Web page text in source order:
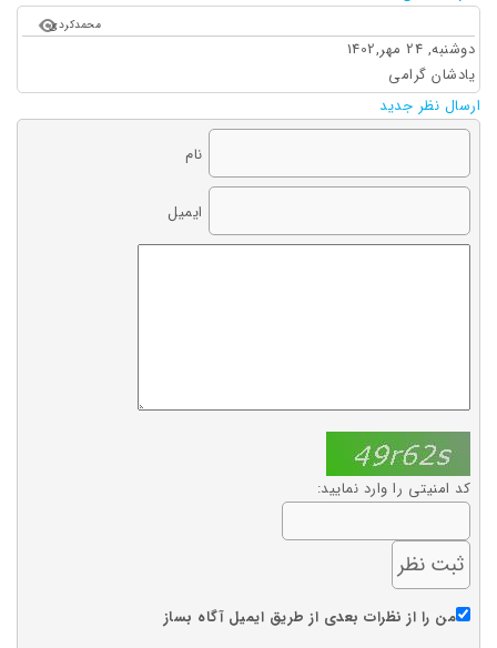
محمدکردی
دوشنبه, 24 مهر,1402
یادشان گرامی
ارسال نظر جدید
نام
ایمیل
کد امنیتی را وارد نمایید:
من را از نظرات بعدی از طریق ایمیل آگاه بساز